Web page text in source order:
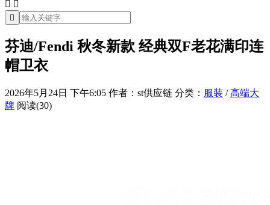
 

芬迪/Fendi 秋冬新款 经典双F老花满印连
帽卫衣
2026年5月24日 下午6:05 作者：st供应链 分类： 服装 /高端大
牌 阅读(30)